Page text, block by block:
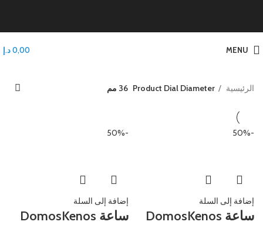
MENU
0,00د.إ
الرئيسية Product Dial Diameter 36 مم
-50%
إضافة إلى السلة
ساعة DomosKenos
-50%
إضافة إلى السلة
ساعة DomosKenos